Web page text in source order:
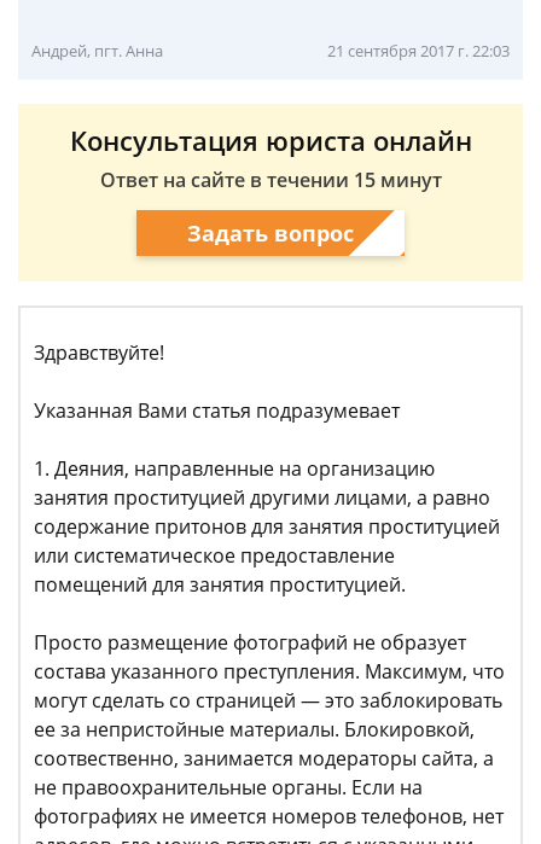
Андрей, пгт. Анна 21 сентября 2017 г. 22:03
Консультация юриста онлайн
Ответ на сайте в течении 15 минут
Задать вопрос
Здравствуйте!
Указанная Вами статья подразумевает
1. Деяния, направленные на организацию
занятия проституцией другими лицами, а равно
содержание притонов для занятия проституцией
или систематическое предоставление
помещений для занятия проституцией.
Просто размещение фотографий не образует
состава указанного преступления. Максимум, что
могут сделать со страницей — это заблокировать
ее за непристойные материалы. Блокировкой,
соотвественно, занимается модераторы сайта, а
не правоохранительные органы. Если на
фотографиях не имеется номеров телефонов, нет